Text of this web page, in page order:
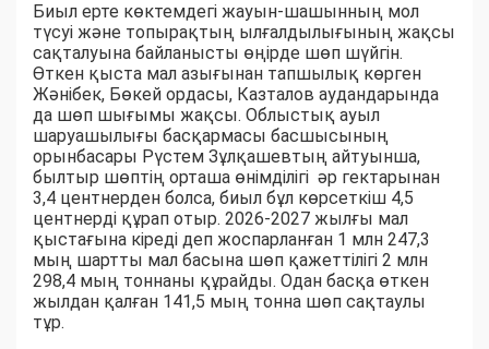
Биыл ерте көктемдегі жауын-шашынның мол
түсуі және топырақтың ылғалдылығының жақсы
сақталуына байланысты өңірде шөп шүйгін.
Өткен қыста мал азығынан тапшылық көрген
Жәнібек, Бөкей ордасы, Казталов аудандарында
да шөп шығымы жақсы. Облыстық ауыл
шаруашылығы басқармасы басшысының
орынбасары Рүстем Зұлқашевтың айтуынша,
былтыр шөптің орташа өнімділігі әр гектарынан
3,4 центнерден болса, биыл бұл көрсеткіш 4,5
центнерді құрап отыр. 2026-2027 жылғы мал
қыстағына кіреді деп жоспарланған 1 млн 247,3
мың шартты мал басына шөп қажеттілігі 2 млн
298,4 мың тоннаны құрайды. Одан басқа өткен
жылдан қалған 141,5 мың тонна шөп сақтаулы
тұр.